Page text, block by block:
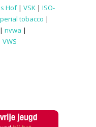
Hof| VSK | ISO-
tobacco |
| nvwa |
VWS